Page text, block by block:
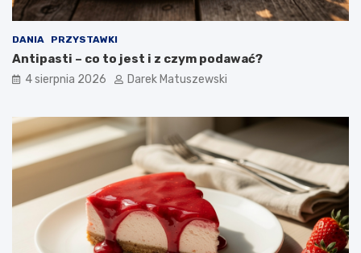
DANIA PRZYSTAWKI
Antipasti – co to jest i z czym podawać?
4 sierpnia 2026 Darek Matuszewski